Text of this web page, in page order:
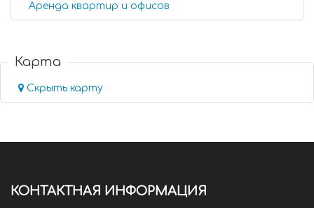
Аренда квартир и офисов
Карта
Скрыть карту
КОНТАКТНАЯ ИНФОРМАЦИЯ